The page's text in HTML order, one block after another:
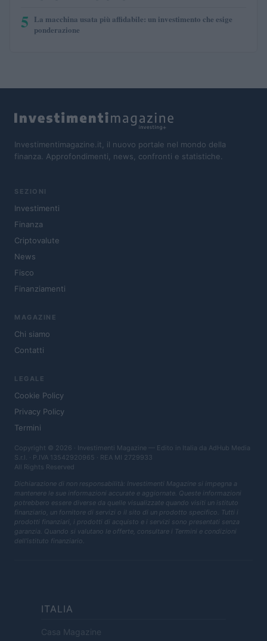
5 La macchina usata più affidabile: un investimento che esige
ponderazione
Investimentimagazine.it, il nuovo portale nel mondo della
finanza. Approfondimenti, news, confronti e statistiche.
SEZIONI
Investimenti
Finanza
Criptovalute
News
Fisco
Finanziamenti
MAGAZINE
Chi siamo
Contatti
LEGALE
Cookie Policy
Privacy Policy
Termini
Copyright © 2026 · Investimenti Magazine — Edito in Italia da AdHub Media
S.r.l. · P.IVA 13542920965 · REA MI 2729933
All Rights Reserved
Dichiarazione di non responsabilità: Investimenti Magazine si impegna a
mantenere le sue informazioni accurate e aggiornate. Queste informazioni
potrebbero essere diverse da quelle visualizzate quando visiti un istituto
finanziario, un fornitore di servizi o il sito di un prodotto specifico. Tutti i
prodotti finanziari, i prodotti di acquisto e i servizi sono presentati senza
garanzia. Quando si valutano le offerte, consultare i Termini e condizioni
dell'istituto finanziario.
ITALIA
Casa Magazine